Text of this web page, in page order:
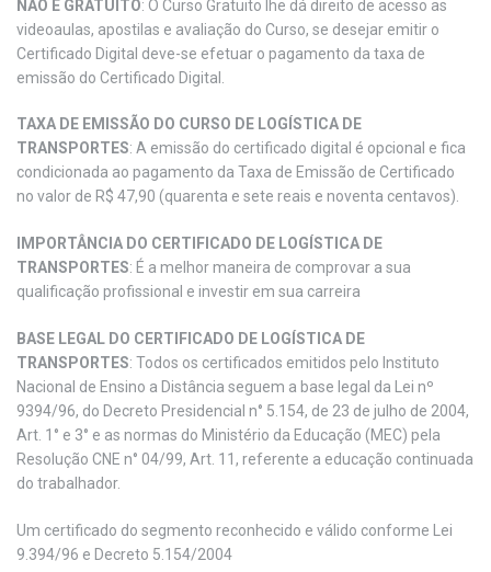
NÃO É GRATUITO: O Curso Gratuito lhe dá direito de acesso as
videoaulas, apostilas e avaliação do Curso, se desejar emitir o
Certificado Digital deve-se efetuar o pagamento da taxa de
emissão do Certificado Digital.
TAXA DE EMISSÃO DO CURSO DE LOGÍSTICA DE
TRANSPORTES: A emissão do certificado digital é opcional e fica
condicionada ao pagamento da Taxa de Emissão de Certificado
no valor de R$ 47,90 (quarenta e sete reais e noventa centavos).
IMPORTÂNCIA DO CERTIFICADO DE LOGÍSTICA DE
TRANSPORTES: É a melhor maneira de comprovar a sua
qualificação profissional e investir em sua carreira
BASE LEGAL DO CERTIFICADO DE LOGÍSTICA DE
TRANSPORTES: Todos os certificados emitidos pelo Instituto
Nacional de Ensino a Distância seguem a base legal da Lei nº
9394/96, do Decreto Presidencial n° 5.154, de 23 de julho de 2004,
Art. 1° e 3° e as normas do Ministério da Educação (MEC) pela
Resolução CNE n° 04/99, Art. 11, referente a educação continuada
do trabalhador.
Um certificado do segmento reconhecido e válido conforme Lei
9.394/96 e Decreto 5.154/2004